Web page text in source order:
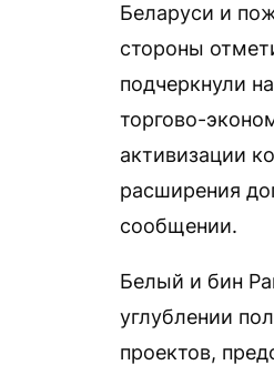
Беларуси и
стороны
подчеркнули
торгово-
активизации
расширения
сообщении.
Белый и бин
углублении
проектов,